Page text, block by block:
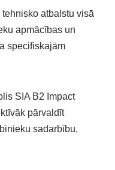
atbalstu visā
apmācības un
specifiskajām
SIA B2 Impact
pārvaldīt
sadarbību,